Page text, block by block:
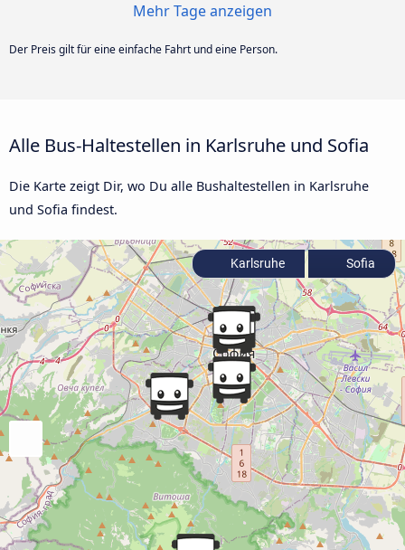
Mehr Tage anzeigen
Der Preis gilt für eine einfache Fahrt und eine Person.
Alle Bus-Haltestellen in Karlsruhe und Sofia
Die Karte zeigt Dir, wo Du alle Bushaltestellen in Karlsruhe
und Sofia findest.
Karlsruhe Sofia